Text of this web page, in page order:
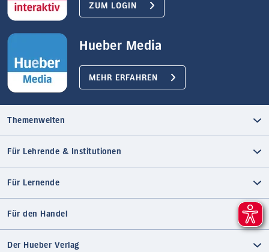
ZUM LOGIN
Hueber Media
MEHR ERFAHREN
Themenwelten
Für Lehrende & Institutionen
Für Lernende
Für den Handel
Der Hueber Verlag